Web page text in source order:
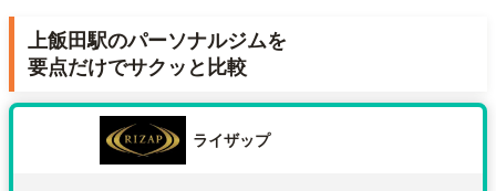
上飯田駅のパーソナルジムを
要点だけでサクッと比較
ライザップ